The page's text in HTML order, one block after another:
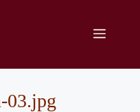
Menü
03.jpg